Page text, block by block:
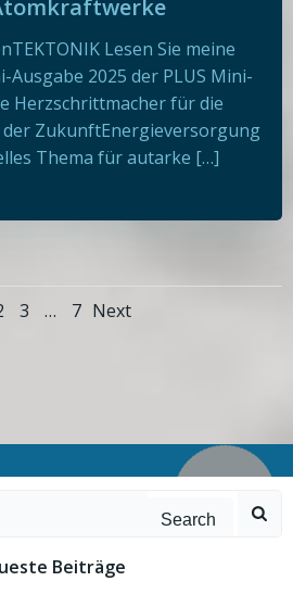
Lesen Sie meine
Ausgabe 2025 der PLUS Mini-
Herzschrittmacher für die
ZukunftEnergieversorgung
Thema für autarke […]
Page
3 … Page
7 Posts
Next
Beiträge